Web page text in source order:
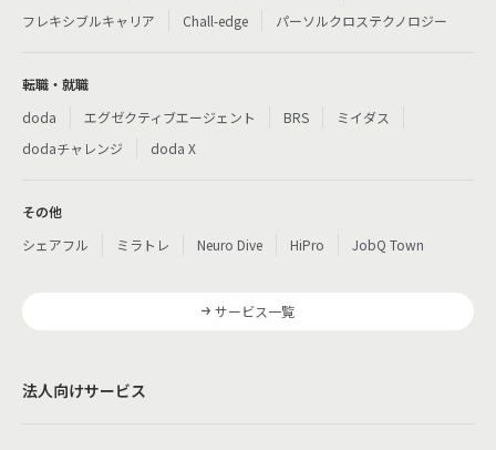
フレキシブルキャリア
Chall-edge パーソルクロステクノロジー
転職・就職
doda
エグゼクティブエージェント BRS
ミイダス
dodaチャレンジ
doda X
その他
シェアフル
ミラトレ Neuro Dive HiPro JobQ Town
サービス一覧
法人向けサービス